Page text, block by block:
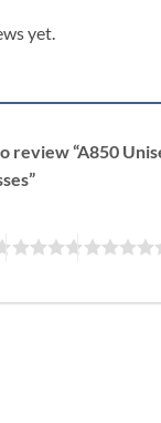
yet.
review “A850